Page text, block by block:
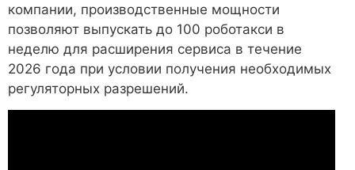
компании, производственные мощности
позволяют выпускать до 100 роботакси в
неделю для расширения сервиса в течение
2026 года при условии получения необходимых
регуляторных разрешений.